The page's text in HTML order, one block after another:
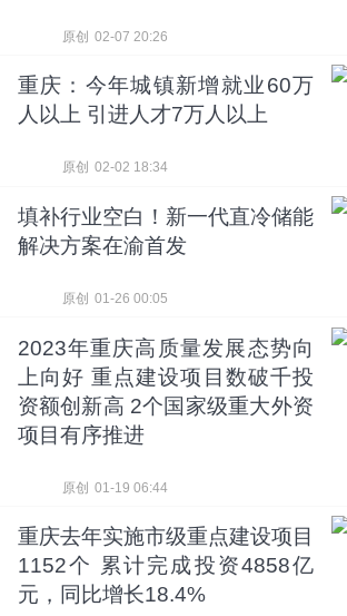
02-07 20:26
原创
重庆：今年城镇新增就业60万
人以上 引进人才7万人以上
02-02 18:34
原创
填补行业空白！新一代直冷储能
解决方案在渝首发
01-26 00:05
原创
2023年重庆高质量发展态势向
上向好 重点建设项目数破千投
资额创新高 2个国家级重大外资
项目有序推进
01-19 06:44
原创
重庆去年实施市级重点建设项目
1152个 累计完成投资4858亿
元，同比增长18.4%